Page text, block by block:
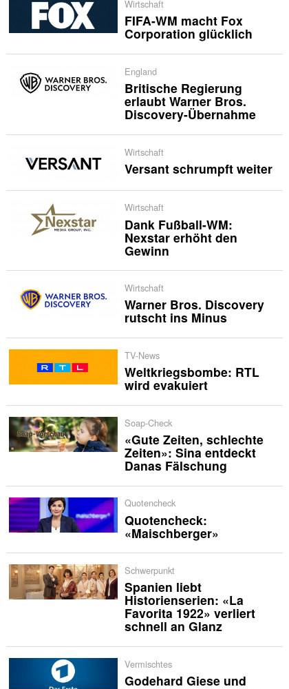
Wirtschaft
FIFA-WM macht Fox
Corporation glücklich
England
Britische Regierung
erlaubt Warner Bros.
Discovery-Übernahme
Wirtschaft
Versant schrumpft weiter
Wirtschaft
Dank Fußball-WM:
Nexstar erhöht den
Gewinn
Wirtschaft
Warner Bros. Discovery
rutscht ins Minus
TV-News
Weltkriegsbombe: RTL
wird evakuiert
Soap-Check
«Gute Zeiten, schlechte
Zeiten»: Sina entdeckt
Danas Fälschung
Quotencheck
Quotencheck:
«Maischberger»
Schwerpunkt
Spanien liebt
Historienserien: «La
Favorita 1922» verliert
schnell an Glanz
Vermischtes
Godehard Giese und